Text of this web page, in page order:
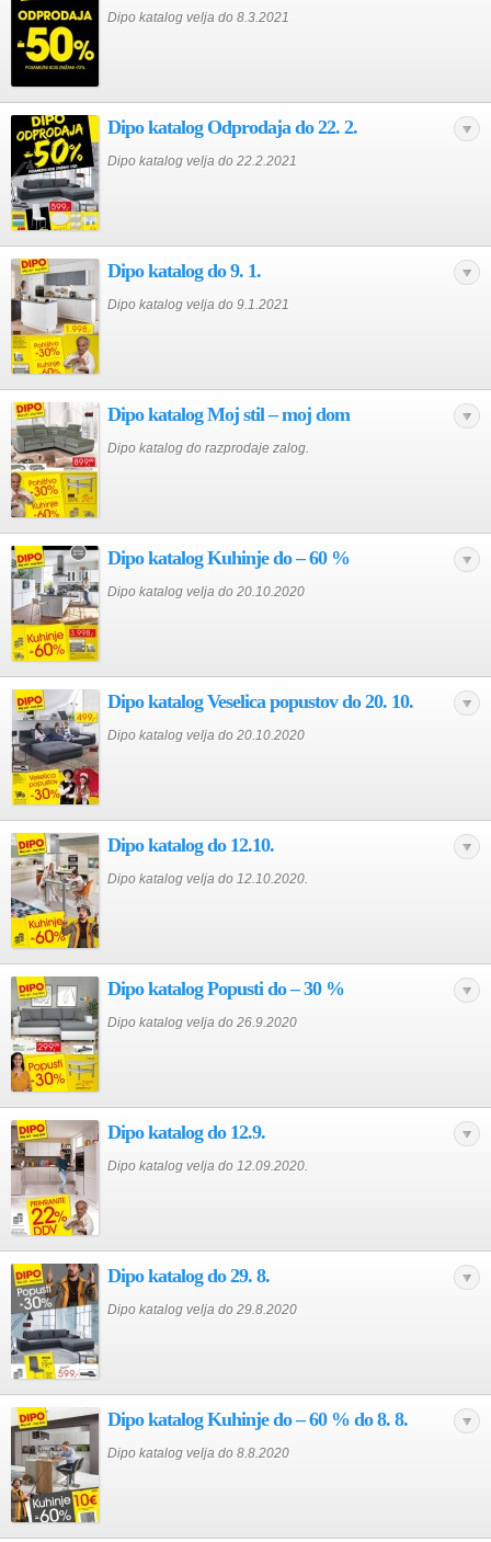
Dipo katalog velja do 8.3.2021
Dipo katalog Odprodaja do 22. 2.
Dipo katalog velja do 22.2.2021
Dipo katalog do 9. 1.
Dipo katalog velja do 9.1.2021
Dipo katalog Moj stil – moj dom
Dipo katalog do razprodaje zalog.
Dipo katalog Kuhinje do – 60 %
Dipo katalog velja do 20.10.2020
Dipo katalog Veselica popustov do 20. 10.
Dipo katalog velja do 20.10.2020
Dipo katalog do 12.10.
Dipo katalog velja do 12.10.2020.
Dipo katalog Popusti do – 30 %
Dipo katalog velja do 26.9.2020
Dipo katalog do 12.9.
Dipo katalog velja do 12.09.2020.
Dipo katalog do 29. 8.
Dipo katalog velja do 29.8.2020
Dipo katalog Kuhinje do – 60 % do 8. 8.
Dipo katalog velja do 8.8.2020